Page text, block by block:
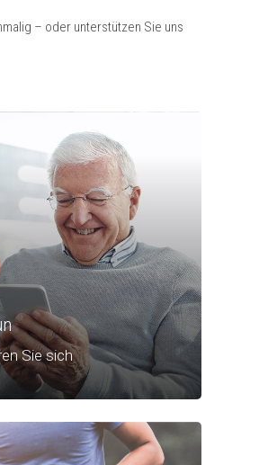
– oder unterstützen Sie uns
Sie sich